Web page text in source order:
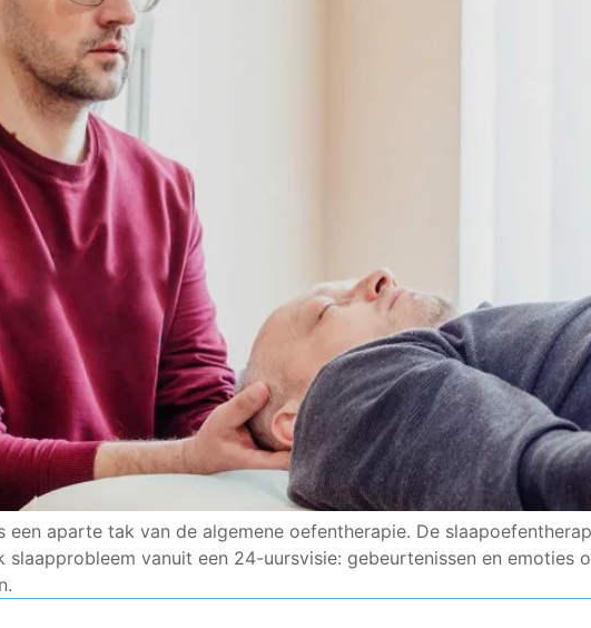
een aparte tak van de algemene oefentherapie. De
vanuit een 24-uursvisie: gebeurtenissen en emoties